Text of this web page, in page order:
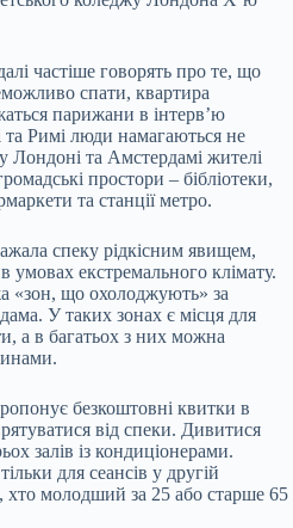
частіше говорять про те, що
спати, квартира
парижани в інтерв’ю
Римі люди намагаються не
Лондоні та Амстердамі жителі
простори – бібліотеки,
та станції метро.
спеку рідкісним явищем,
екстремального клімату.
«зон, що охолоджують» за
У таких зонах є місця для
а в багатьох з них можна
безкоштовні квитки в
від спеки. Дивитися
залів із кондиціонерами.
для сеансів у другій
хто молодший за 25 або старше 65